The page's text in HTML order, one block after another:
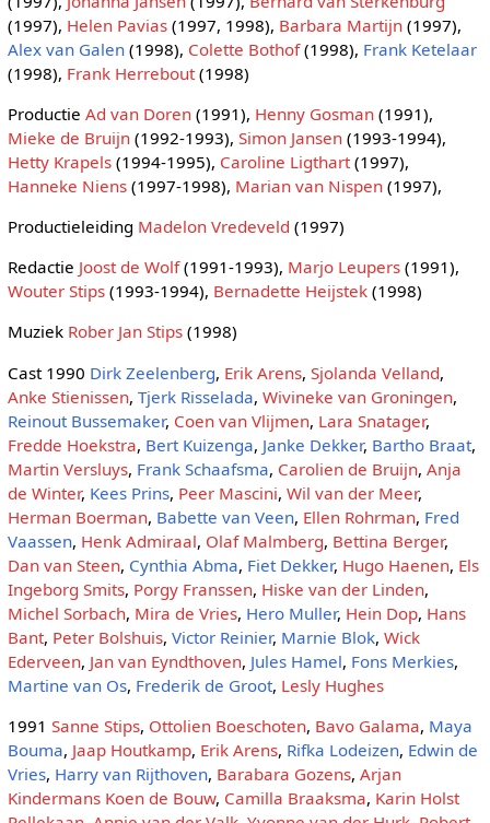
(1997), Helen Pavias(1997, 1998), Barbara Martijn(1997),
Alex van Galen(1998), Colette Bothof(1998), Frank Ketelaar
(1998), Frank Herrebout(1998)
Productie Ad van Doren(1991), Henny Gosman(1991),
Mieke de Bruijn(1992-1993), Simon Jansen(1993-1994),
Hetty Krapels(1994-1995), Caroline Ligthart(1997),
Hanneke Niens(1997-1998), Marian van Nispen(1997),
Productieleiding Madelon Vredeveld (1997)
Redactie Joost de Wolf(1991-1993), Marjo Leupers(1991),
Wouter Stips(1993-1994), Bernadette Heijstek(1998)
Muziek Rober Jan Stips(1998)
Cast 1990 Dirk Zeelenberg, Erik Arens, Sjolanda Velland,
Anke Stienissen, Tjerk Risselada, Wivineke van Groningen,
Reinout Bussemaker, Coen van Vlijmen, Lara Snatager,
Fredde Hoekstra, Bert Kuizenga, Janke Dekker, Bartho Braat,
Martin Versluys, Frank Schaafsma, Carolien de Bruijn, Anja
de Winter, Kees Prins, Peer Mascini, Wil van der Meer,
Herman Boerman, Babette van Veen, Ellen Rohrman, Fred
Vaassen, Henk Admiraal, Olaf Malmberg, Bettina Berger,
Dan van Steen, Cynthia Abma, Fiet Dekker, Hugo Haenen, Els
Ingeborg Smits, Porgy Franssen, Hiske van der Linden,
Michel Sorbach, Mira de Vries, Hero Muller, Hein Dop, Hans
Bant, Peter Bolshuis, Victor Reinier, Marnie Blok, Wick
Ederveen, Jan van Eyndthoven, Jules Hamel, Fons Merkies,
Martine van Os, Frederik de Groot, Lesly Hughes
1991 Sanne Stips, Ottolien Boeschoten, Bavo Galama, Maya
Bouma, Jaap Houtkamp, Erik Arens, Rifka Lodeizen, Edwin de
Vries, Harry van Rijthoven, Barabara Gozens, Arjan
Kindermans Koen de Bouw, Camilla Braaksma, Karin Holst